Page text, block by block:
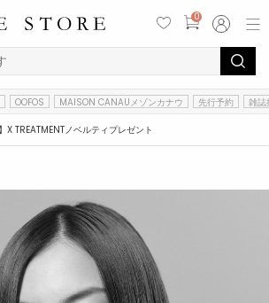
0
OOFOS MAISON CANAUメゾンカナウ 先行予約 雑誌
X TREATMENTノベルティプレゼント